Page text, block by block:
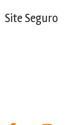
Site Seguro